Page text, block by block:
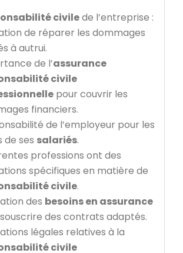
civilede l’entreprise :
de réparer les dommages
à autrui.
de l’assurance
civile
pour couvrir les
financiers.
de l’employeur pour les
de ses salariés.
professions ont des
spécifiques en matière de
civile.
des besoins en assurance
des contrats adaptés.
légales relatives à la
civile